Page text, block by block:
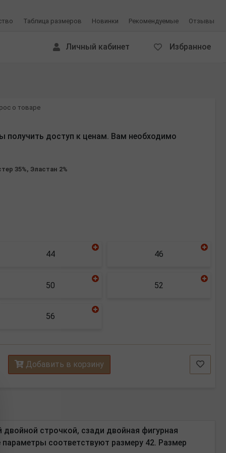
Таблица размеров Новинки Рекомендуемые Отзывы
Избранное
Личный кабинет
о товаре
получить доступ к ценам. Вам необходимо
35%, Эластан 2%
44 46
50 52
56
Добавить в корзину
строчкой, сзади двойная фигурная
соответствуют размеру 42. Размер